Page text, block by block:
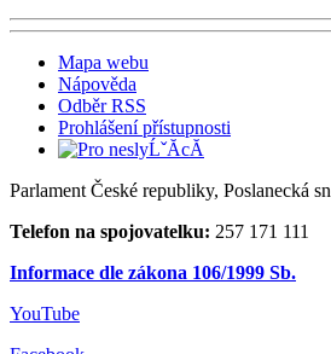
Mapa webu
Nápověda
Odběr RSS
Prohlášení přístupnosti
Parlament České republiky, Poslanecká
Telefon na spojovatelku: 257 171 111
Informace dle zákona 106/1999 Sb.
YouTube